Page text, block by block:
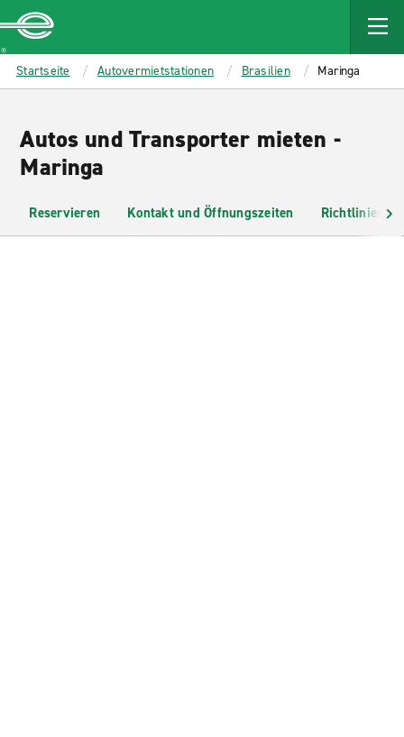
MAIN
CONTENT
Enterprise
Startseite Autovermietstationen Brasilien Maringa
Autos und Transporter mieten -
Maringa
Reservieren Kontakt und Öffnungszeiten Richtlinien